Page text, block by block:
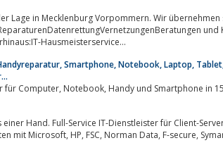
Lage in Mecklenburg Vorpommern. Wir
und
Hausmeisterservice...
Smartphone, Notebook, Laptop,
Seit 15 Jahren Ihr Reparaturdienstleister für Computer,